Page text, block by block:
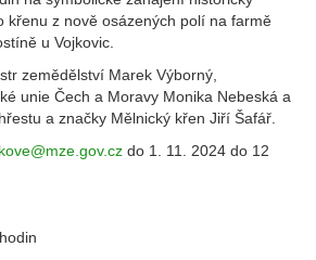
křenu z nově osázených polí na farmě
u Vojkovic.
zemědělství Marek Výborný,
unie Čech a Moravy Monika Nebeská a
a značky Mělnický křen Jiří Šafář.
do 1. 11. 2024 do 12